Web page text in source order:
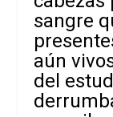
sangre
aún
del